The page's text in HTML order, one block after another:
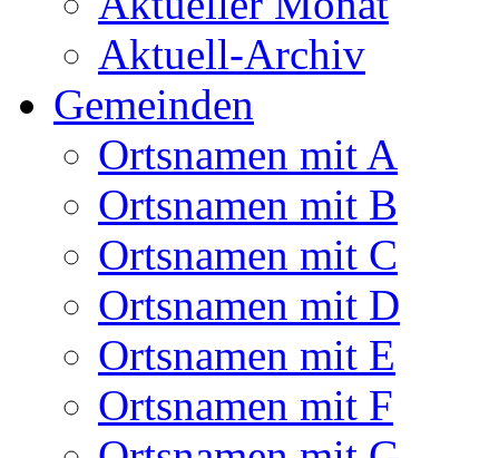
Aktuell-Archiv
Gemeinden
Ortsnamen mit A
Ortsnamen mit B
Ortsnamen mit C
Ortsnamen mit D
Ortsnamen mit E
Ortsnamen mit F